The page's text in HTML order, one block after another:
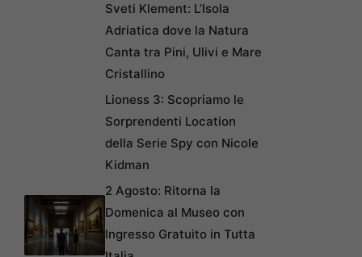
Sveti Klement: L’Isola
Adriatica dove la Natura
Canta tra Pini, Ulivi e Mare
Cristallino
Lioness 3: Scopriamo le
Sorprendenti Location
della Serie Spy con Nicole
Kidman
2 Agosto: Ritorna la
Domenica al Museo con
Ingresso Gratuito in Tutta